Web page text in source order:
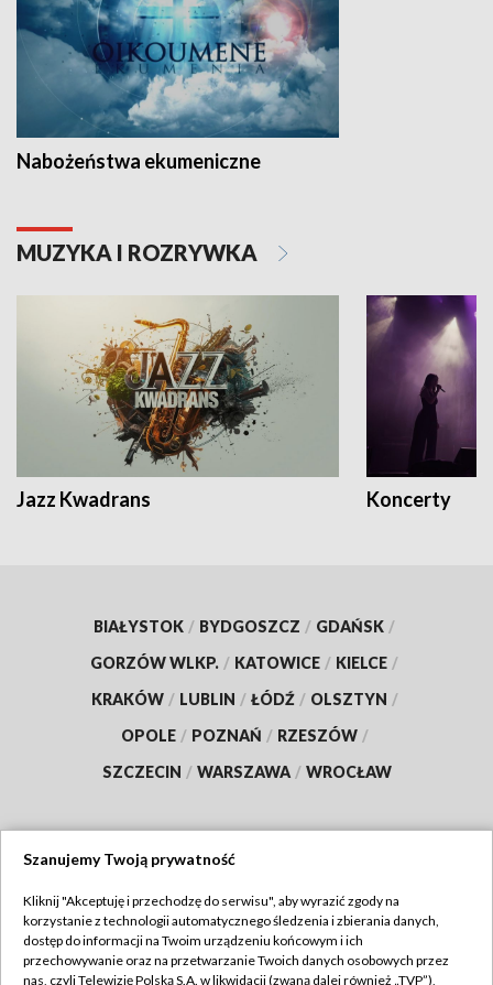
Nabożeństwa ekumeniczne
MUZYKA I ROZRYWKA
Jazz Kwadrans Koncerty
BIAŁYSTOK / BYDGOSZCZ / GDAŃSK /
GORZÓW WLKP. / KATOWICE / KIELCE /
KRAKÓW / LUBLIN / ŁÓDŹ / OLSZTYN /
OPOLE / POZNAŃ / RZESZÓW /
SZCZECIN / WARSZAWA / WROCŁAW
TVP
Abonament TVP
Regulamin TVP
Szanujemy Twoją prywatność
Kliknij "Akceptuję i przechodzę do serwisu", aby wyrazić zgody na
korzystanie z technologii automatycznego śledzenia i zbierania danych,
dostęp do informacji na Twoim urządzeniu końcowym i ich
przechowywanie oraz na przetwarzanie Twoich danych osobowych przez
nas, czyli Telewizję Polską S.A. w likwidacji (zwaną dalej również „TVP”),